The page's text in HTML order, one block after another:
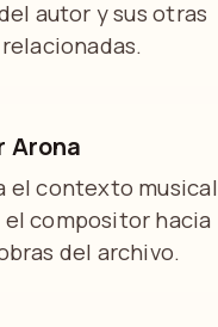
autor y sus otras
Arona
el contexto musical
el compositor hacia
del archivo.